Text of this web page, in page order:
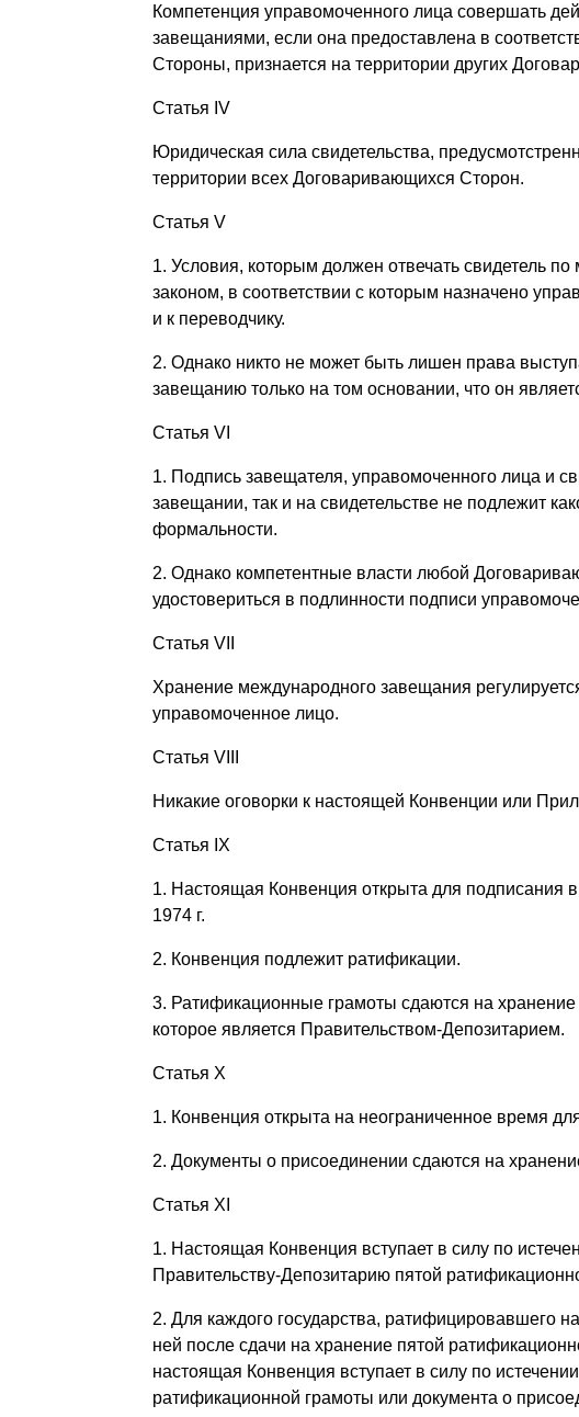
Компетенция управомоченного лица совершать
завещаниями, если она предоставлена в
Стороны, признается на территории других
Статья IV
Юридическая сила свидетельства,
территории всех Договаривающихся Сторон.
Статья V
1. Условия, которым должен отвечать свидетель
законом, в соответствии с которым назначено
и к переводчику.
2. Однако никто не может быть лишен права
завещанию только на том основании, что он
Статья VI
1. Подпись завещателя, управомоченного лица и
завещании, так и на свидетельстве не подлежит
формальности.
2. Однако компетентные власти любой
удостовериться в подлинности подписи
Статья VII
Хранение международного завещания
управомоченное лицо.
Статья VIII
Никакие оговорки к настоящей Конвенции или
Статья IX
1. Настоящая Конвенция открыта для подписания
1974 г.
2. Конвенция подлежит ратификации.
3. Ратификационные грамоты сдаются на
которое является Правительством-Депозитарием.
Статья X
1. Конвенция открыта на неограниченное время
2. Документы о присоединении сдаются на
Статья XI
1. Настоящая Конвенция вступает в силу по
Правительству-Депозитарию пятой
2. Для каждого государства, ратифицировавшего
ней после сдачи на хранение пятой
настоящая Конвенция вступает в силу по
ратификационной грамоты или документа о